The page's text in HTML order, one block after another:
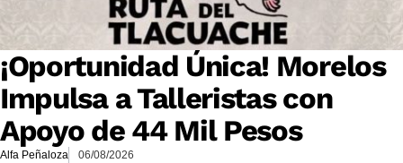
¡Oportunidad Única! Morelos
Impulsa a Talleristas con
Apoyo de 44 Mil Pesos
Alfa Peñaloza 06/08/2026